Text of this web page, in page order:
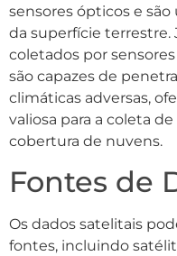
sensores ópticos e
da superfície terrestre.
coletados por
são capazes de
climáticas adversas,
valiosa para a coleta
cobertura de nuvens.
Fontes de
Os dados satelitais
fontes, incluindo